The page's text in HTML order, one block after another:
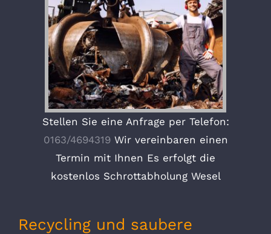
Stellen Sie eine Anfrage per Telefon:
0163/4694319Wir vereinbaren einen
Termin mit Ihnen Es erfolgt die
kostenlos Schrottabholung Wesel
Recycling und saubere